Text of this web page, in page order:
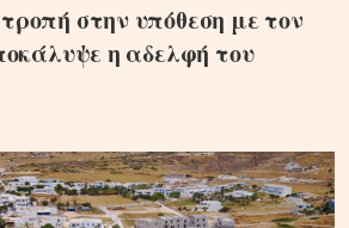
στην υπόθεση με τον
η αδελφή του